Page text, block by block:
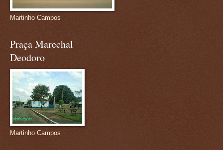
Martinho Campos
Praça Marechal
Deodoro
Martinho Campos